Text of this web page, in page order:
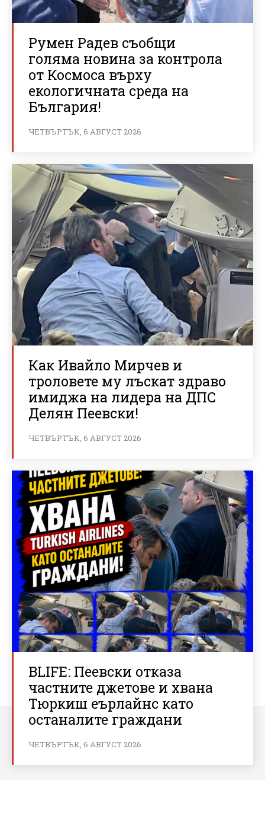
Румен Радев съобщи
голяма новина за контрола
от Космоса върху
екологичната среда на
България!
ЧЕТВЪРТЪК, 6 АВГУСТ 2026
Как Ивайло Мирчев и
троловете му лъскат здраво
имиджа на лидера на ДПС
Делян Пеевски!
ЧЕТВЪРТЪК, 6 АВГУСТ 2026
BLIFE: Пеевски отказа
частните джетове и хвана
Тюркиш еърлайнс като
останалите граждани
ЧЕТВЪРТЪК, 6 АВГУСТ 2026